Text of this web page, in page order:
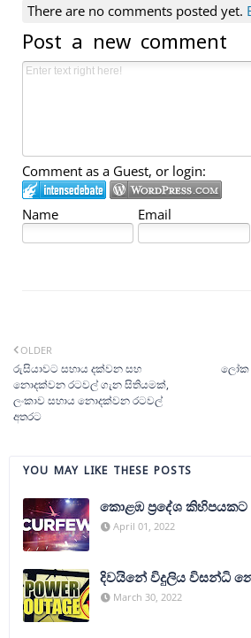
There are no comments posted yet.
Post a new comment
Comment as a Guest, or login:
Name Email
ලෝක
OLDER
රුසියාවට සහාය දක්වන සහ
නොදක්වන රටවල් ගැන සිතියමක්,
ලංකාව සහාය නොදක්වන රටවල්
අතරට
YOU MAY LIKE THESE POSTS
කොළඹ ප්‍රදේශ
April 01, 2022
දිවයිනේ විදුලිය විසන්ධි
March 30, 2022